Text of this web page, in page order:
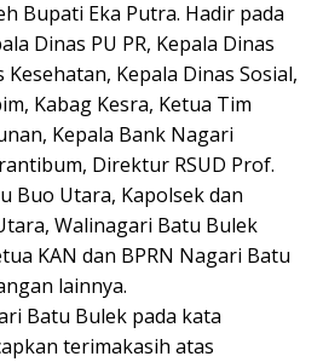
Bupati Eka Putra. Hadir pada
Dinas PU PR, Kepala Dinas
Kepala Dinas Sosial,
Kabag Kesra, Ketua Tim
Kepala Bank Nagari
Direktur RSUD Prof.
Buo Utara, Kapolsek dan
Walinagari Batu Bulek
KAN dan BPRN Nagari Batu
lainnya.
Batu Bulek pada kata
terimakasih atas